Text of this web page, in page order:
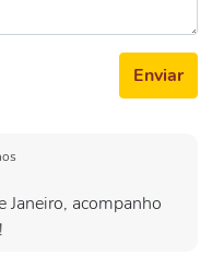
Enviar
acompanho